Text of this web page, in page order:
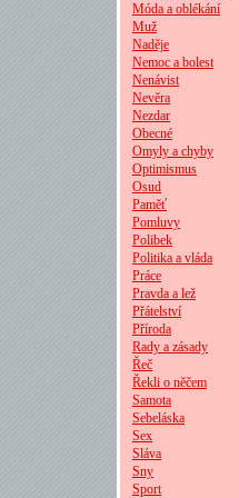
Móda a oblékání
Muž
Naděje
Nemoc a bolest
Nenávist
Nevěra
Nezdar
Obecné
Omyly a chyby
Optimismus
Osud
Paměť
Pomluvy
Polibek
Politika a vláda
Práce
Pravda a lež
Přátelství
Příroda
Rady a zásady
Řeč
Řekli o něčem
Samota
Sebeláska
Sex
Sláva
Sny
Sport